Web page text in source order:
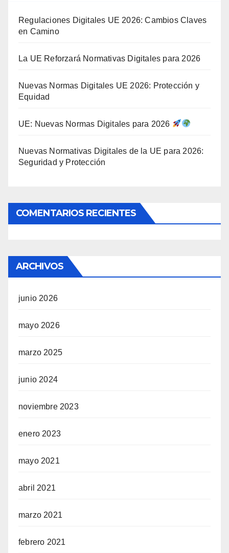
Regulaciones Digitales UE 2026: Cambios Claves
en Camino
La UE Reforzará Normativas Digitales para 2026
Nuevas Normas Digitales UE 2026: Protección y
Equidad
UE: Nuevas Normas Digitales para 2026
Nuevas Normativas Digitales de la UE para 2026:
Seguridad y Protección
COMENTARIOS RECIENTES
ARCHIVOS
junio 2026
mayo 2026
marzo 2025
junio 2024
noviembre 2023
enero 2023
mayo 2021
abril 2021
marzo 2021
febrero 2021